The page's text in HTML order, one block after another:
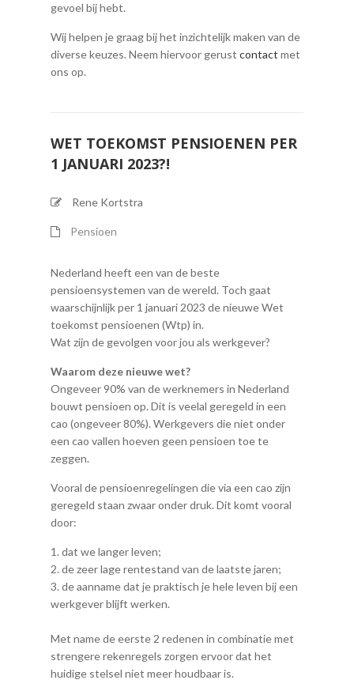
gevoel bij hebt.
Wij helpen je graag bij het inzichtelijk maken van de
diverse keuzes. Neem hiervoor gerust contact met
ons op.
WET TOEKOMST PENSIOENEN PER
1 JANUARI 2023?!
Rene Kortstra
Pensioen
Nederland heeft een van de beste
pensioensystemen van de wereld. Toch gaat
waarschijnlijk per 1 januari 2023 de nieuwe Wet
toekomst pensioenen (Wtp) in.
Wat zijn de gevolgen voor jou als werkgever?
Waarom deze nieuwe wet?
Ongeveer 90% van de werknemers in Nederland
bouwt pensioen op. Dit is veelal geregeld in een
cao (ongeveer 80%). Werkgevers die niet onder
een cao vallen hoeven geen pensioen toe te
zeggen.
Vooral de pensioenregelingen die via een cao zijn
geregeld staan zwaar onder druk. Dit komt vooral
door:
dat we langer leven;
de zeer lage rentestand van de laatste jaren;
de aanname dat je praktisch je hele leven bij een
werkgever blijft werken.
Met name de eerste 2 redenen in combinatie met
strengere rekenregels zorgen ervoor dat het
huidige stelsel niet meer houdbaar is.